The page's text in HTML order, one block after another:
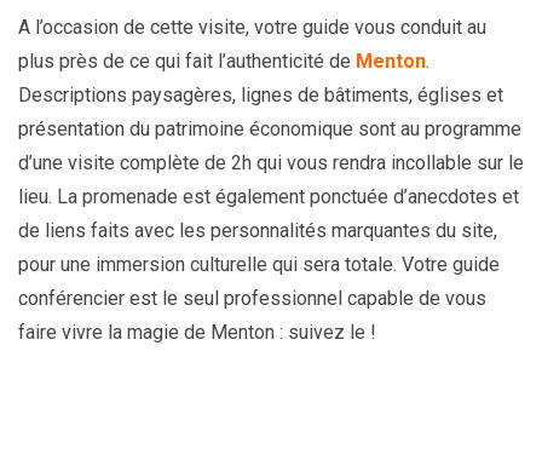
A l’occasion de cette visite, votre guide vous conduit au
plus près de ce qui fait l’authenticité de Menton.
Descriptions paysagères, lignes de bâtiments, églises et
présentation du patrimoine économique sont au programme
d’une visite complète de 2h qui vous rendra incollable sur le
lieu. La promenade est également ponctuée d’anecdotes et
de liens faits avec les personnalités marquantes du site,
pour une immersion culturelle qui sera totale. Votre guide
conférencier est le seul professionnel capable de vous
faire vivre la magie de Menton : suivez le !